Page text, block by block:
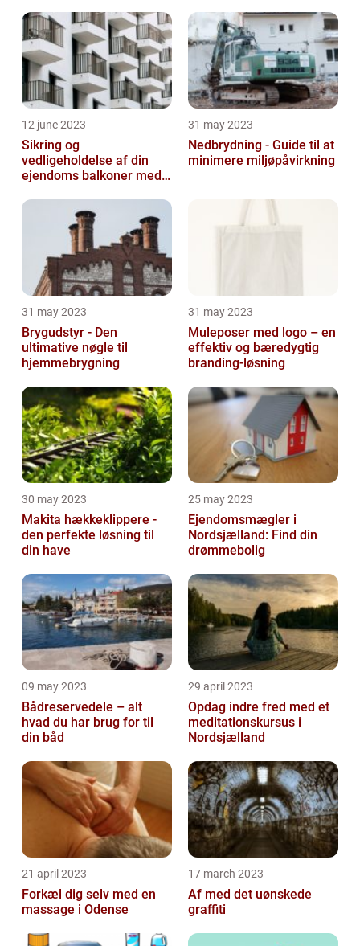
12 june 2023
Sikring og
vedligeholdelse af din
ejendoms balkoner med
31 may 2023
Nedbrydning - Guide til at
minimere miljøpåvirkning
31 may 2023
Brygudstyr - Den
ultimative nøgle til
hjemmebrygning
31 may 2023
Muleposer med logo – en
effektiv og bæredygtig
branding-løsning
30 may 2023
Makita hækkeklippere -
den perfekte løsning til
din have
25 may 2023
Ejendomsmægler i
Nordsjælland: Find din
drømmebolig
09 may 2023
Bådreservedele – alt
hvad du har brug for til
din båd
29 april 2023
Opdag indre fred med et
meditationskursus i
Nordsjælland
21 april 2023
Forkæl dig selv med en
massage i Odense
17 march 2023
Af med det uønskede
graffiti